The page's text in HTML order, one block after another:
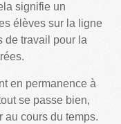
signifie un
élèves sur la ligne
de travail pour la
en permanence à
se passe bien,
au cours du temps.